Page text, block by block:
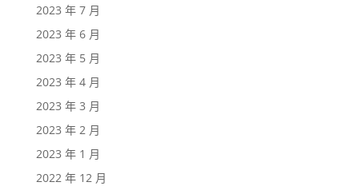
2023 年 7 月
2023 年 6 月
2023 年 5 月
2023 年 4 月
2023 年 3 月
2023 年 2 月
2023 年 1 月
2022 年 12 月